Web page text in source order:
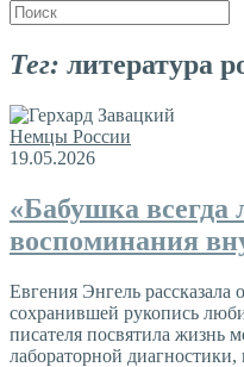
Тег: литература
Немцы России
19.05.2026
«Бабушка всегда
воспоминания
Евгения Энгель
сохранившей рукопись
писателя посвятила жизнь
лабораторной